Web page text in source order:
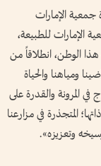
الإمارات
للطبيعة،
الوطن، انطلاقاً من
ومياهنا والحياة
في المرونة والقدرة على
المتجذرة في مزارعنا
وتعزيزه».